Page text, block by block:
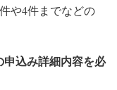
や4件までなどの
申込み詳細内容を必